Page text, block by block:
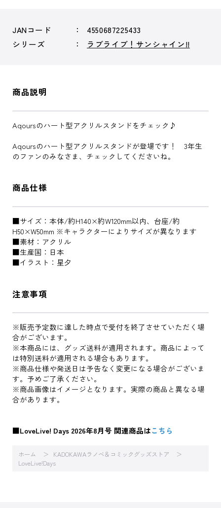
JANコード
4550687225433
シリーズ
ラブライブ！サンシャイン!!
商品説明
Aqoursのハート型アクリルスタンドをチェック♪
Aqoursのハート型アクリルスタンドが登場です！ 3年生
のファンのみなさま、チェックしてくださいね。
商品仕様
■サイズ：本体/約H140×約W120mm以内、台座/約
H50×W50mm ※キャラクターによりサイズが異なります
■素材：アクリル
■生産国：日本
■イラスト：星夕
注意事項
※販売予定数に達した時点で受付を終了させていただく場
合がございます。
※本商品には、グッズ送料が適用されます。商品によって
は特別送料が適用される場合もあります。
※商品仕様や発送日は予告なく変更になる場合がございま
す。予めご了承ください。
※商品画像はイメージとなります。実際の商品と異なる場
合があります。
■LoveLive! Days 2026年8月号 関連商品はこちら
ホーム
KADOKAWAラノベ＆コミックグッズストア
LoveLive!Days